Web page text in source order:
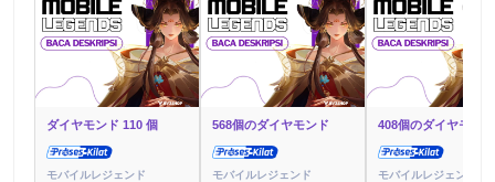
ダイヤモンド 110 個
モバイルレジェンド
568個のダイヤモンド
モバイルレジェンド
408個のダイヤモンド
モバイルレジェンド